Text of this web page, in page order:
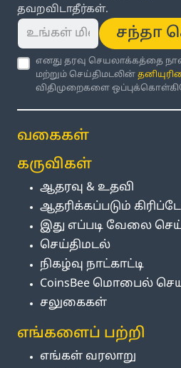
தவறவிடாதீர்கள்.
சந்தா
எனது தரவு செயலாக்கத்தை
மற்றும் செய்திமடலின்
விதிமுறைகளை
வகைகள்
கருவிகள்
ஆதரவு & உதவி
ஆதரிக்கப்படும்
இது எப்படி வேலை
செய்திமடல்
நிகழ்வு நாட்காட்டி
CoinsBee மொபைல்
சலுகைகள்
எங்களைப் பற்றி
எங்கள் வரலாறு